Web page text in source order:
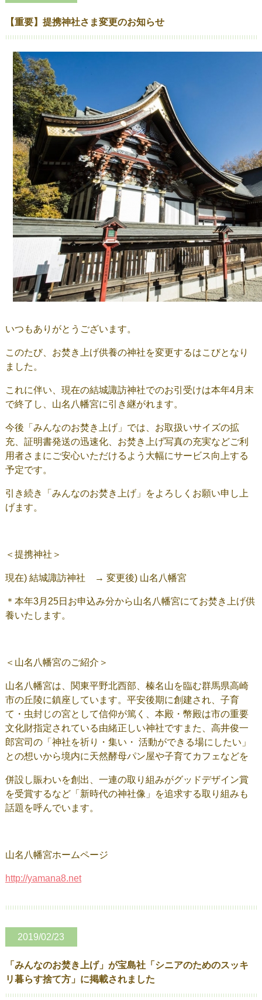
【重要】提携神社さま変更のお知らせ
いつもありがとうございます。
このたび、お焚き上げ供養の神社を変更するはこびとなり
ました。
これに伴い、現在の結城諏訪神社でのお引受けは本年4月末
で終了し、山名八幡宮に引き継がれます。
今後「みんなのお焚き上げ」では、お取扱いサイズの拡
充、証明書発送の迅速化、お焚き上げ写真の充実などご利
用者さまにご安心いただけるよう大幅にサービス向上する
予定です。
引き続き「みんなのお焚き上げ」をよろしくお願い申し上
げます。
＜提携神社＞
現在) 結城諏訪神社 → 変更後) 山名八幡宮
＊本年3月25日お申込み分から山名八幡宮にてお焚き上げ供
養いたします。
＜山名八幡宮のご紹介＞
山名八幡宮は、関東平野北西部、榛名山を臨む群馬県高崎
市の丘陵に鎮座しています。平安後期に創建され、子育
て・虫封じの宮として信仰が篤く、本殿・幣殿は市の重要
文化財指定されている由緒正しい神社ですまた、高井俊一
郎宮司の「神社を祈り・集い・ 活動ができる場にしたい」
との想いから境内に天然酵母パン屋や子育てカフェなどを
併設し賑わいを創出、一連の取り組みがグッドデザイン賞
を受賞するなど「新時代の神社像」を追求する取り組みも
話題を呼んでいます。
山名八幡宮ホームページ
http://yamana8.net
2019/02/23
「みんなのお焚き上げ」が宝島社「シニアのためのスッキ
リ暮らす捨て方」に掲載されました